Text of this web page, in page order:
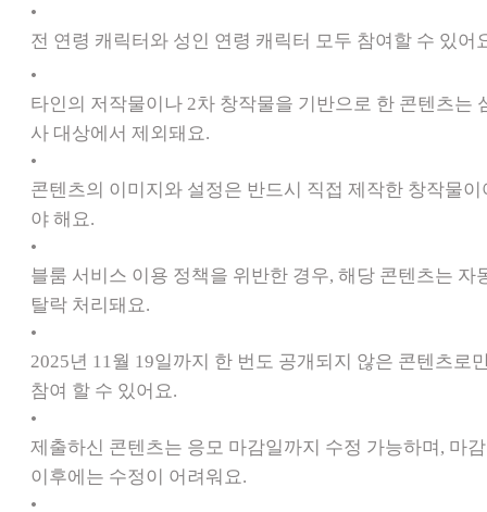
•
전 연령 캐릭터와 성인 연령 캐릭터 모두 참여할 수 있어
•
타인의 저작물이나 2차 창작물을 기반으로 한 콘텐츠는
사 대상에서 제외돼요.
•
콘텐츠의 이미지와 설정은 반드시 직접 제작한 창작물이
야 해요.
•
블룸 서비스 이용 정책을 위반한 경우, 해당 콘텐츠는 자
탈락 처리돼요.
•
2025년 11월 19일까지 한 번도 공개되지 않은 콘텐츠로
참여 할 수 있어요.
•
제출하신 콘텐츠는 응모 마감일까지 수정 가능하며, 마감
이후에는 수정이 어려워요.
•